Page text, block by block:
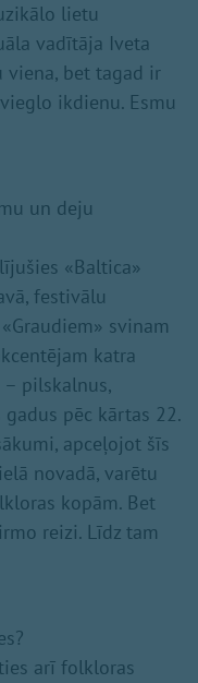
lietu
vadītāja Iveta
viena, bet tagad ir
ikdienu. Esmu
un deju
«Baltica»
festivālu
svinam
katra
pilskalnus,
gadus pēc kārtas 22.
apceļojot šīs
novadā, varētu
kopām. Bet
reizi. Līdz tam
arī folkloras